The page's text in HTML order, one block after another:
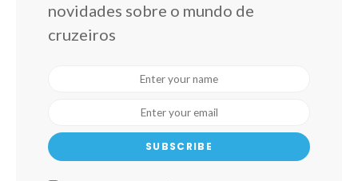
novidades sobre o mundo de
cruzeiros
SUBSCRIBE